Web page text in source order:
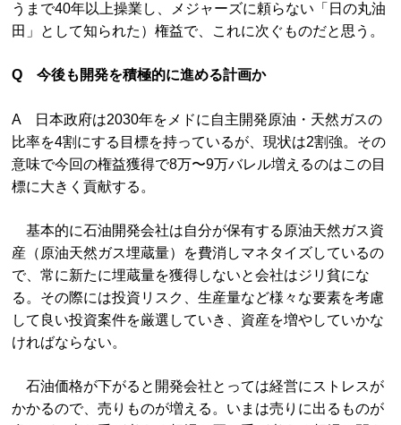
うまで40年以上操業し、メジャーズに頼らない「日の丸油
田」として知られた）権益で、これに次ぐものだと思う。
Q 今後も開発を積極的に進める計画か
A 日本政府は2030年をメドに自主開発原油・天然ガスの
比率を4割にする目標を持っているが、現状は2割強。その
意味で今回の権益獲得で8万〜9万バレル増えるのはこの目
標に大きく貢献する。
基本的に石油開発会社は自分が保有する原油天然ガス資
産（原油天然ガス埋蔵量）を費消しマネタイズしているの
で、常に新たに埋蔵量を獲得しないと会社はジリ貧にな
る。その際には投資リスク、生産量など様々な要素を考慮
して良い投資案件を厳選していき、資産を増やしていかな
ければならない。
石油価格が下がると開発会社とっては経営にストレスが
かかるので、売りものが増える。いまは売りに出るものが